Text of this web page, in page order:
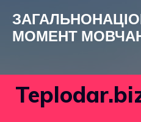
МОМЕНТ